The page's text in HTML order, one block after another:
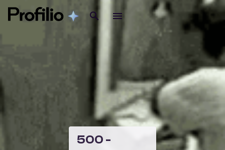
500 -